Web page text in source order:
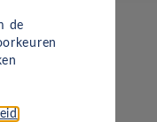
de
.